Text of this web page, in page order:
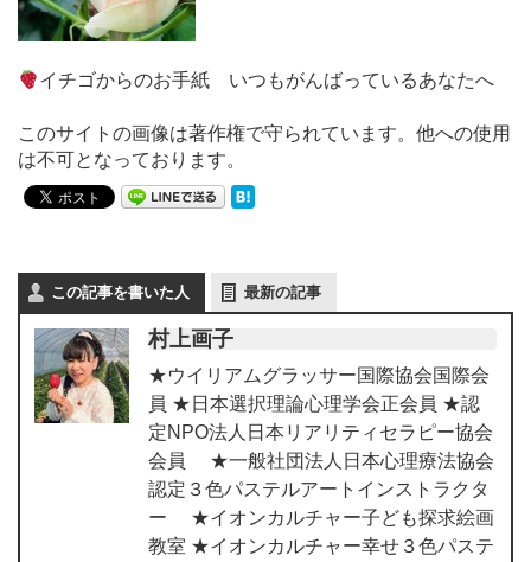
イチゴからのお手紙 いつもがんばっているあなたへ
このサイトの画像は著作権で守られています。他への使用
は不可となっております。
この記事を書いた人 最新の記事
村上画子
★ウイリアムグラッサー国際協会国際会
員 ★日本選択理論心理学会正会員 ★認
定NPO法人日本リアリティセラピー協会
会員 ★一般社団法人日本心理療法協会
認定３色パステルアートインストラクタ
ー ★イオンカルチャー子ども探求絵画
教室 ★イオンカルチャー幸せ３色パステ